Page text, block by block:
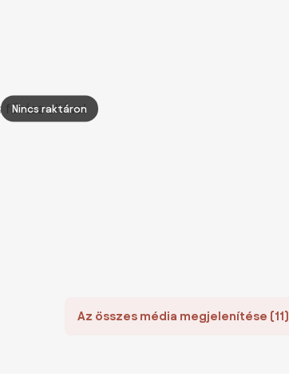
Az összes média megjelenítése (11)
Nincs raktáron